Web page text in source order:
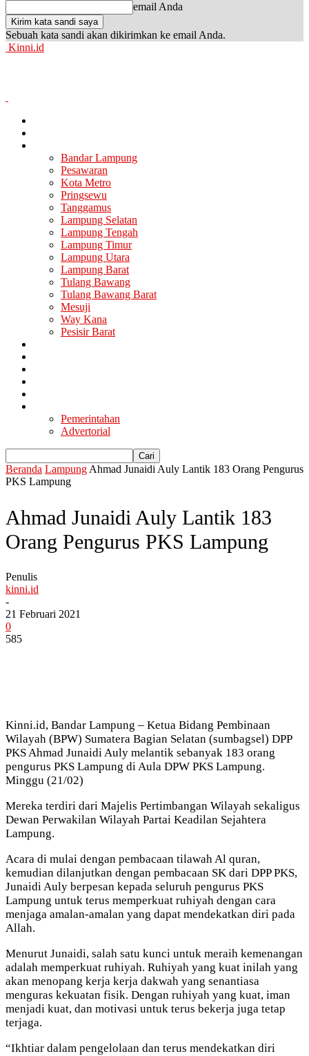
email Anda
Sebuah kata sandi akan dikirimkan ke email Anda.
Kinni.id
Bandar Lampung
Pesawaran
Kota Metro
Pringsewu
Tanggamus
Lampung Selatan
Lampung Tengah
Lampung Timur
Lampung Utara
Lampung Barat
Tulang Bawang
Tulang Bawang Barat
Mesuji
Way Kana
Pesisir Barat
Pemerintahan
Advertorial
Beranda Lampung Ahmad Junaidi Auly Lantik 183 Orang Pengurus
PKS Lampung
Ahmad Junaidi Auly Lantik 183
Orang Pengurus PKS Lampung
Penulis
kinni.id
-
21 Februari 2021
0
585
Kinni.id, Bandar Lampung – Ketua Bidang Pembinaan
Wilayah (BPW) Sumatera Bagian Selatan (sumbagsel) DPP
PKS Ahmad Junaidi Auly melantik sebanyak 183 orang
pengurus PKS Lampung di Aula DPW PKS Lampung.
Minggu (21/02)
Mereka terdiri dari Majelis Pertimbangan Wilayah sekaligus
Dewan Perwakilan Wilayah Partai Keadilan Sejahtera
Lampung.
Acara di mulai dengan pembacaan tilawah Al quran,
kemudian dilanjutkan dengan pembacaan SK dari DPP PKS,
Junaidi Auly berpesan kepada seluruh pengurus PKS
Lampung untuk terus memperkuat ruhiyah dengan cara
menjaga amalan-amalan yang dapat mendekatkan diri pada
Allah.
Menurut Junaidi, salah satu kunci untuk meraih kemenangan
adalah memperkuat ruhiyah. Ruhiyah yang kuat inilah yang
akan menopang kerja kerja dakwah yang senantiasa
menguras kekuatan fisik. Dengan ruhiyah yang kuat, iman
menjadi kuat, dan motivasi untuk terus bekerja juga tetap
terjaga.
“Ikhtiar dalam pengelolaan dan terus mendekatkan diri